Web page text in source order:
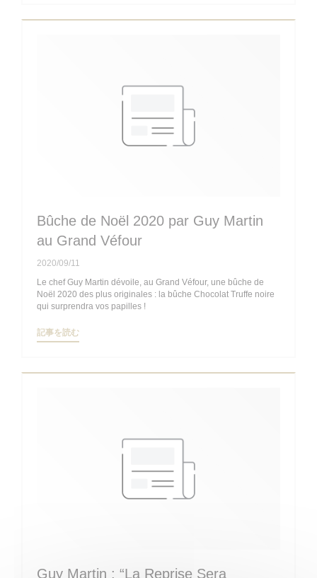
Bûche de Noël 2020 par Guy Martin
au Grand Véfour
2020/09/11
Le chef Guy Martin dévoile, au Grand Véfour, une bûche de
Noël 2020 des plus originales : la bûche Chocolat Truffe noire
qui surprendra vos papilles !
記事を読む((新しいウィンドウで開きます))
Guy Martin : “La Reprise Sera